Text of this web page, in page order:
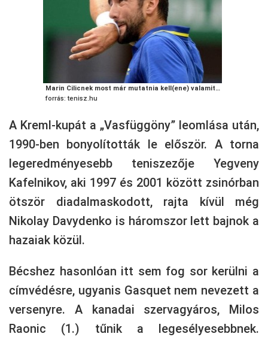
Marin Cilicnek most már mutatnia kell(ene) valamit…
forrás: tenisz.hu
A Kreml-kupát a „Vasfüggöny” leomlása után,
1990-ben bonyolították le először. A torna
legeredményesebb teniszezője Yegveny
Kafelnikov, aki 1997 és 2001 között zsinórban
ötször diadalmaskodott, rajta kívül még
Nikolay Davydenko is háromszor lett bajnok a
hazaiak közül.
Bécshez hasonlóan itt sem fog sor kerülni a
címvédésre, ugyanis Gasquet nem nevezett a
versenyre. A kanadai szervagyáros, Milos
Raonic (1.) tűnik a legesélyesebbnek.